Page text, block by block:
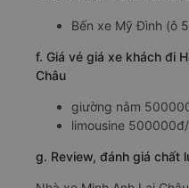
Bến xe Mỹ Đình (ô
f. Giá vé giá xe khách đi
Châu
giường nằm
limousine
g. Review, đánh giá chất